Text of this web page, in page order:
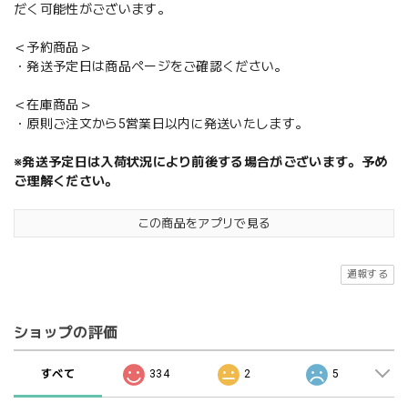
だく可能性がございます。
＜予約商品＞
・発送予定日は商品ページをご確認ください。
＜在庫商品＞
・原則ご注文から5営業日以内に発送いたします。
※発送予定日は入荷状況により前後する場合がございます。予め
ご理解ください。
この商品をアプリで見る
通報する
ショップの評価
すべて 334 2 5